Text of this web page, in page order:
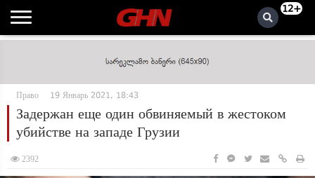
12+
Право 19 Январь 2021, 18:43
Задержан еще один обвиняемый в жестоком
убийстве на западе Грузии
2392